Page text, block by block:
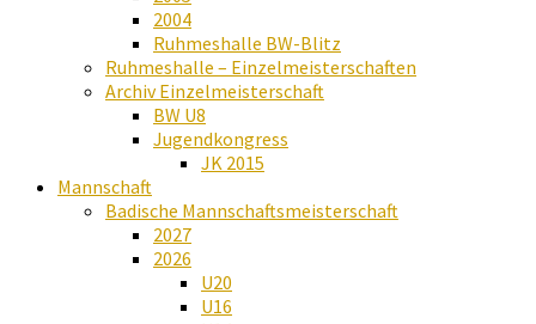
2004
Ruhmeshalle BW-Blitz
Ruhmeshalle – Einzelmeisterschaften
Archiv Einzelmeisterschaft
BW U8
Jugendkongress
JK 2015
Mannschaft
Badische Mannschaftsmeisterschaft
2027
2026
U20
U16